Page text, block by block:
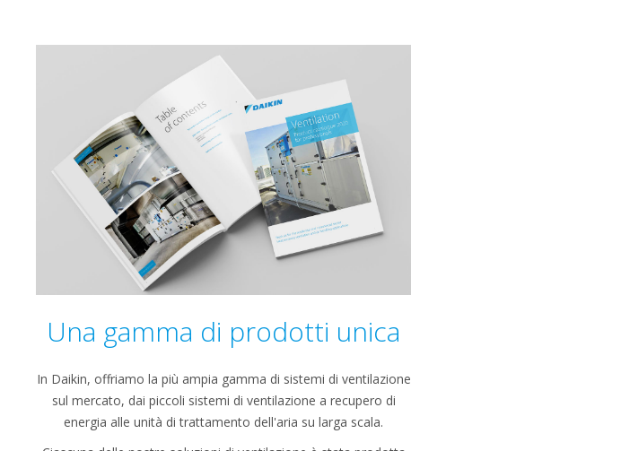
Una gamma di prodotti unica
In Daikin, offriamo la più ampia gamma di sistemi di ventilazione
sul mercato, dai piccoli sistemi di ventilazione a recupero di
energia alle unità di trattamento dell'aria su larga scala.